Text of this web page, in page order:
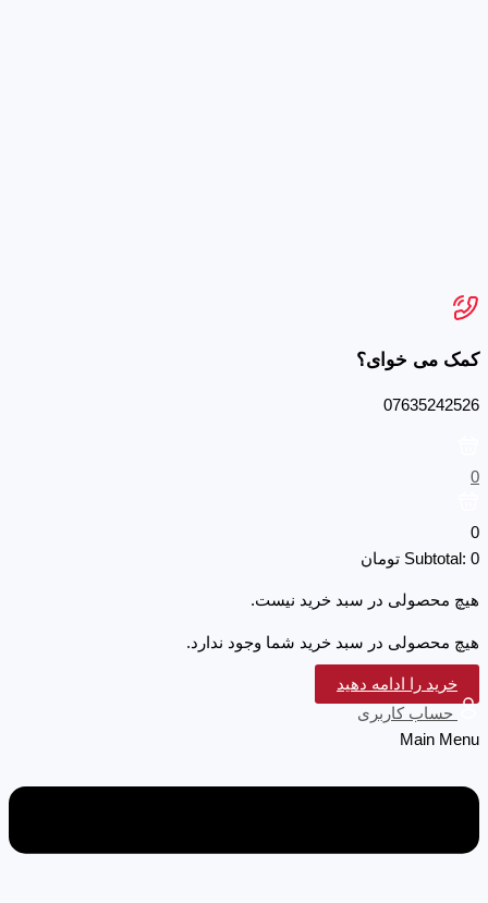
کمک می خوای؟
07635242526
0
0
Subtotal: 0 تومان
هیچ محصولی در سبد خرید نیست.
هیچ محصولی در سبد خرید شما وجود ندارد.
خرید را ادامه دهید
حساب کاربری
Main Menu